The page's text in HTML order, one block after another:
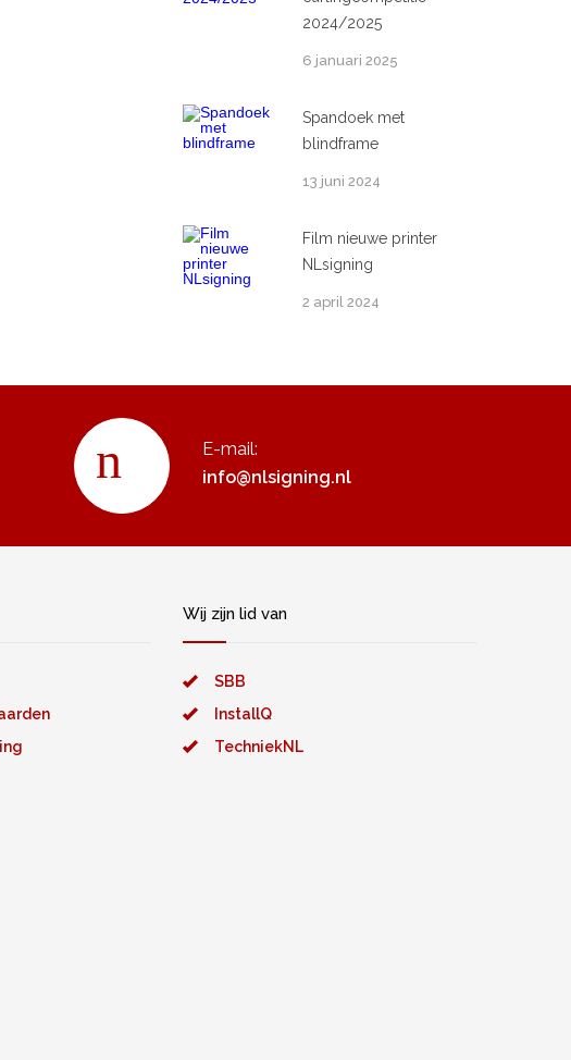
2024/2025
6 januari 2025
Spandoek met
blindframe
13 juni 2024
Film nieuwe printer
NLsigning
2 april 2024
E-mail:
info@nlsigning.nl
Wij zijn lid van
SBB
InstallQ
TechniekNL